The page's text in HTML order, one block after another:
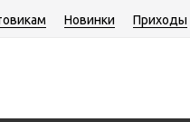
Новинки Приходы